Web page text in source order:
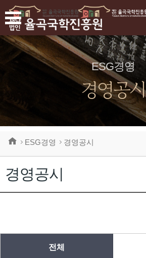
ESG경영
경영공시
경영공시
ESG경영 경영공시
전체